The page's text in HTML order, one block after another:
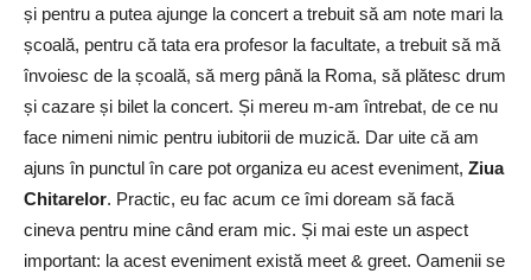
și pentru a putea ajunge la concert a trebuit să am note mari la
școală, pentru că tata era profesor la facultate, a trebuit să mă
învoiesc de la școală, să merg până la Roma, să plătesc drum
și cazare și bilet la concert. Și mereu m-am întrebat, de ce nu
face nimeni nimic pentru iubitorii de muzică. Dar uite că am
ajuns în punctul în care pot organiza eu acest eveniment, Ziua
Chitarelor. Practic, eu fac acum ce îmi doream să facă
cineva pentru mine când eram mic. Și mai este un aspect
important: la acest eveniment există meet & greet. Oamenii se